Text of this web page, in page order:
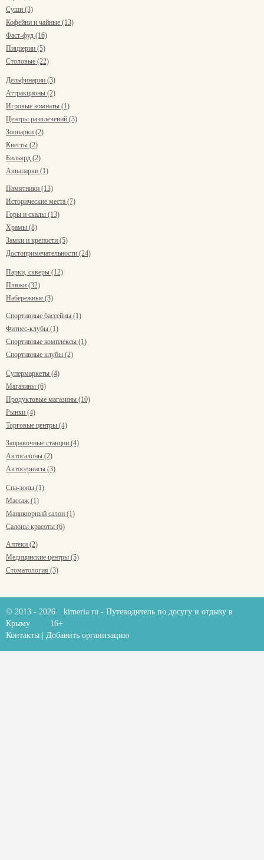
Суши (3)
Кофейни и чайные (13)
Фаст-фуд (16)
Пиццерии (5)
Столовые (22)
Дельфинарии (3)
Аттракционы (2)
Игровые комнаты (1)
Центры развлечений (3)
Зоопарки (2)
Квесты (2)
Бильярд (2)
Аквапарки (1)
Памятники (13)
Исторические места (7)
Горы и скалы (13)
Храмы (8)
Замки и крепости (5)
Достопримечательности (24)
Парки, скверы (12)
Пляжи (32)
Набережные (3)
Спортивные бассейны (1)
Фитнес-клубы (1)
Спортивные комплексы (1)
Спортивные клубы (2)
Супермаркеты (4)
Магазины (6)
Продуктовые магазины (10)
Рынки (4)
Торговые центры (4)
Заправочные станции (4)
Автосалоны (2)
Автосервисы (3)
Спа-зоны (1)
Массаж (1)
Маникюрный салон (1)
Салоны красоты (6)
Аптеки (2)
Медицинские центры (5)
Стоматология (3)
© 2013 - 2026 kimeria.ru - Путеводитель по досугу и отдыху в
Крыму
16+
Контакты
Добавить организацию